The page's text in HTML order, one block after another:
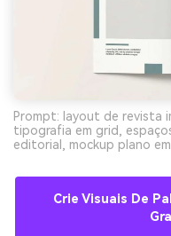
Prompt: layout de revista
tipografia em grid,
editorial, mockup plano
Crie Visuais De